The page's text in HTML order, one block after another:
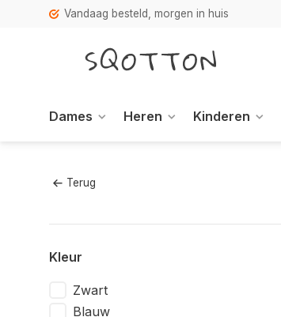
Vandaag besteld, morgen in huis
Dames Heren Kinderen
Terug
Kleur
Zwart
Blauw